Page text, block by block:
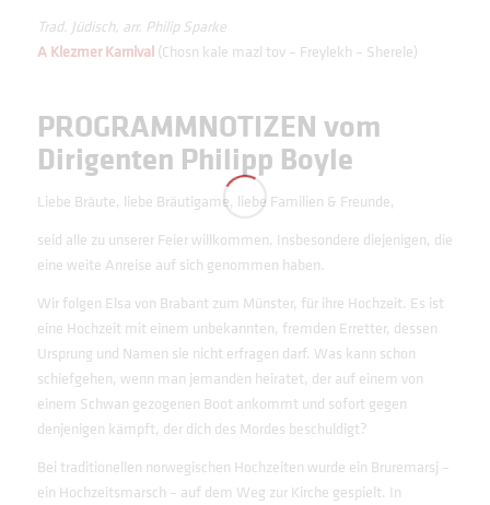
Trad. Jüdisch, arr. Philip Sparke
A Klezmer Karnival (Chosn kale mazl tov – Freylekh – Sherele)
PROGRAMMNOTIZEN vom
Dirigenten Philipp Boyle
Liebe Bräute, liebe Bräutigame, liebe Familien & Freunde,
seid alle zu unserer Feier willkommen. Insbesondere diejenigen, die
eine weite Anreise auf sich genommen haben.
Wir folgen Elsa von Brabant zum Münster, für ihre Hochzeit. Es ist
eine Hochzeit mit einem unbekannten, fremden Erretter, dessen
Ursprung und Namen sie nicht erfragen darf. Was kann schon
schiefgehen, wenn man jemanden heiratet, der auf einem von
einem Schwan gezogenen Boot ankommt und sofort gegen
denjenigen kämpft, der dich des Mordes beschuldigt?
Bei traditionellen norwegischen Hochzeiten wurde ein Bruremarsj –
ein Hochzeitsmarsch – auf dem Weg zur Kirche gespielt. In